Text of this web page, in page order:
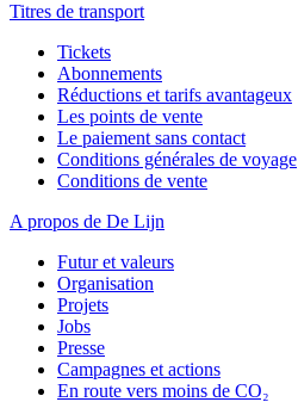
Titres de transport
Tickets
Abonnements
Réductions et tarifs avantageux
Les points de vente
Le paiement sans contact
Conditions générales de voyage
Conditions de vente
A propos de De Lijn
Futur et valeurs
Organisation
Projets
Jobs
Presse
Campagnes et actions
En route vers moins de CO₂